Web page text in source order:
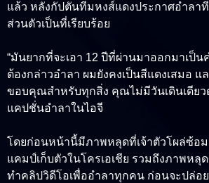
แล้ว หลังกัปตันทีมหงส์แดงประกาศอำลา
ส่วนตัวเป็นที่เรียบร้อย
“มันยากที่จะเอา 12 ปีที่ผ่านมาออกมาเป็
ต้องกล่าวอำลา ผมยังคงเป็นสีแดงเสมอ แ
ขอบคุณสำหรับทุกสิ่ง คุณไม่มีวันเดินเดียว
แคปชั่นอำลาในไอจี
โดยก่อนหน้านี้มีภาพหลุดที่เจ้าตัวโผล่ซ้อ
แคมป์เก็บตัวในโครเอเชีย รวมถึงภาพหลุ
ทำคลิปวิดีโอเพื่ออำลาทุกคน ก่อนจะปล่อ